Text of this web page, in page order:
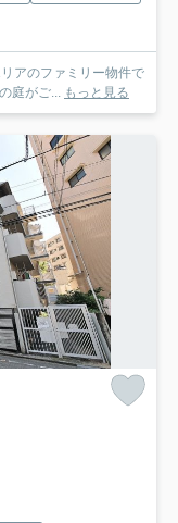
アのファミリー物件で
庭がご... もっと見る